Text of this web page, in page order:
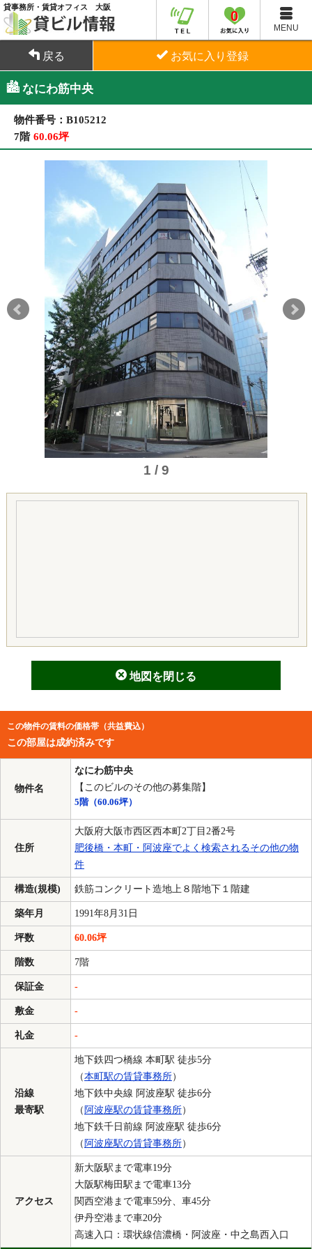
貸事務所・賃貸オフィス 大阪
MENU
0
戻る お気に入り登録
なにわ筋中央
物件番号：B105212
7階 60.06坪
1 / 9
地図を閉じる
この物件の賃料の価格帯（共益費込）
この部屋は成約済みです
物件名
なにわ筋中央
【このビルのその他の募集階】
5階（60.06坪）
住所
大阪府大阪市西区西本町2丁目2番2号
肥後橋・本町・阿波座でよく検索されるその他の物
件
構造(規模) 鉄筋コンクリート造地上８階地下１階建
築年月 1991年8月31日
坪数 60.06坪
階数 7階
保証金 -
敷金 -
礼金 -
沿線
最寄駅
地下鉄四つ橋線 本町駅 徒歩5分
（本町駅の賃貸事務所）
地下鉄中央線 阿波座駅 徒歩6分
（ 阿波座駅の賃貸事務所）
地下鉄千日前線 阿波座駅 徒歩6分
（ 阿波座駅の賃貸事務所）
アクセス
新大阪駅まで電車19分
大阪駅梅田駅まで電車13分
関西空港まで電車59分、車45分
伊丹空港まで車20分
高速入口：環状線信濃橋・阿波座・中之島西入口